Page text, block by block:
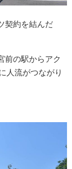
契約を結んだ
前の駅からアク
人流がつながり